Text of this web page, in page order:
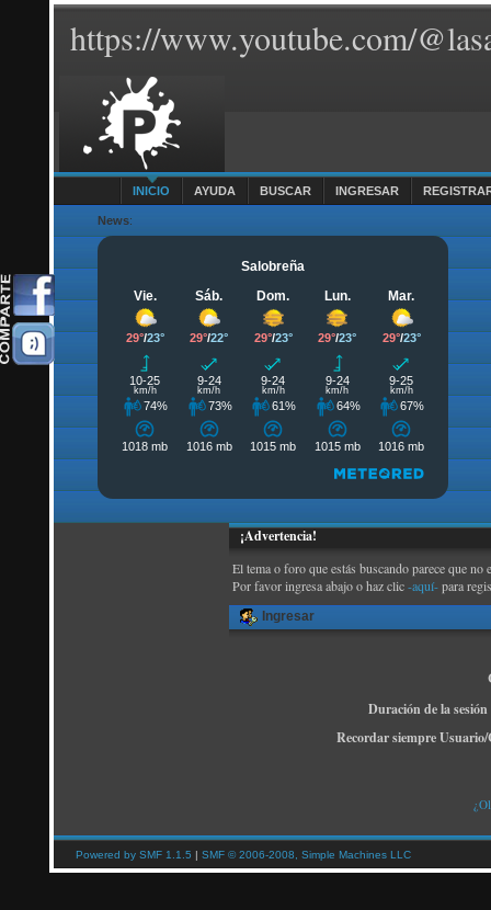
https://www.youtube.com/
INICIO AYUDA BUSCAR INGRESAR
News:
¡Advertencia!
El tema o foro que estás buscando parece que
Por favor ingresa abajo o haz clic-aquí-para
Ingresar
Duración de la
Recordar siempre
Powered by SMF 1.1.5 | SMF © 2006-2008, Simple Machines LLC